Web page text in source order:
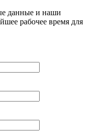
данные и наши
рабочее время для